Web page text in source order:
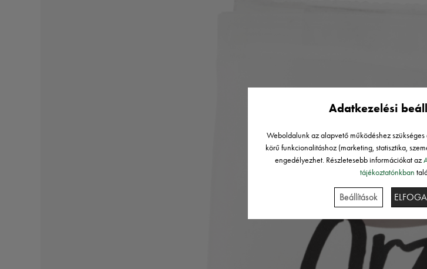
Adatkezelési
Weboldalunk az alapvető működéshez
körű funkcionalitáshoz (marketing, statisztika,
engedélyezhet. Részletesebb információkat az
tájékoztatónkban
Beállítások